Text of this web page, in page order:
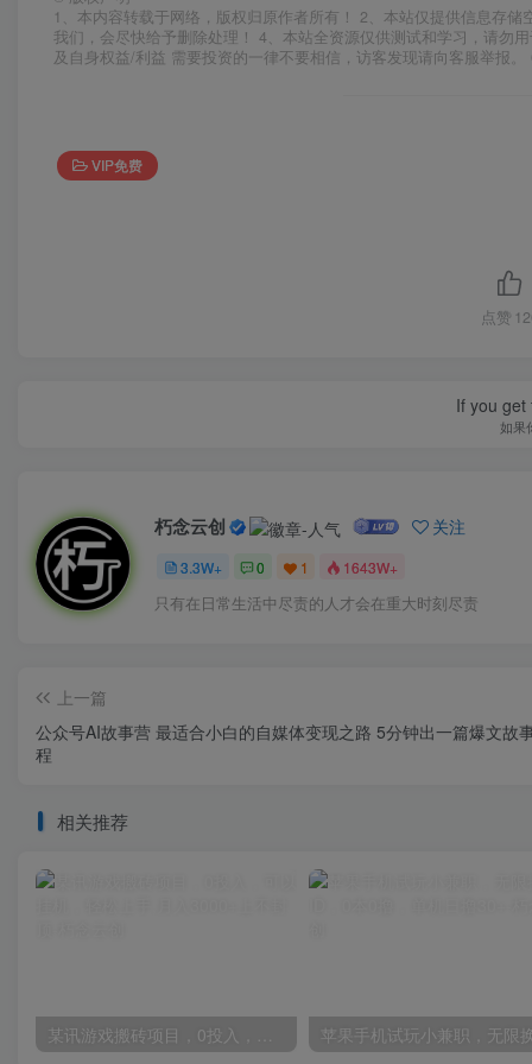
1、本内容转载于网络，版权归原作者所有！ 2、本站仅提供信息存
我们，会尽快给予删除处理！ 4、本站全资源仅供测试和学习，请勿
及自身权益/利益 需要投资的一律不要相信，访客发现请向客服举报
VIP免费
点赞
If you
如果
朽念云创 关注
3.3W+ 0 1 1643W+
只有在日常生活中尽责的人才会在重大时刻尽责
上一篇
公众号AI故事营 最适合小白的自媒体变现之路 5分钟出一篇爆文故
程
相关推荐
某讯游戏搬砖项目，0投入，可以挂机，轻松上手,月入3000+上不封顶